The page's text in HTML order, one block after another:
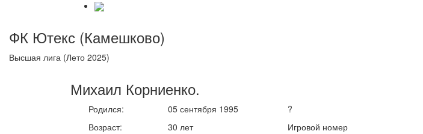
ФК Ютекс (Камешково)
Высшая лига (Лето 2025)
Михаил Корниенко.
Родился:
Возраст:
05 сентября 1995
30 лет
?
Игровой номер